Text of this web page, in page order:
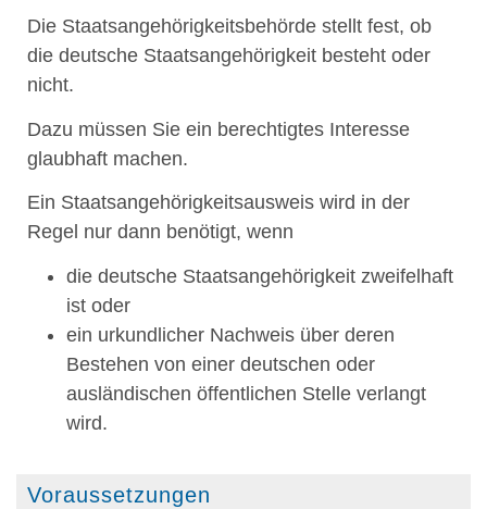
Die Staatsangehörigkeitsbehörde stellt fest, ob
die deutsche Staatsangehörigkeit besteht oder
nicht.
Dazu müssen Sie ein berechtigtes Interesse
glaubhaft machen.
Ein Staatsangehörigkeitsausweis wird in der
Regel nur dann benötigt, wenn
die deutsche Staatsangehörigkeit zweifelhaft
ist oder
ein urkundlicher Nachweis über deren
Bestehen von einer deutschen oder
ausländischen öffentlichen Stelle verlangt
wird.
Voraussetzungen